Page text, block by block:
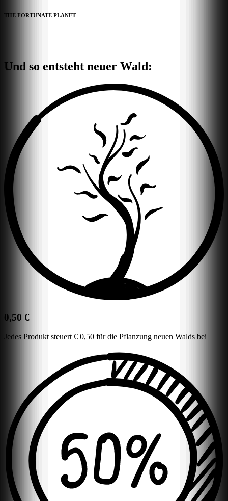
THE FORTUNATE PLANET
Und so entsteht neuer Wald:
0,50 €
Jedes Produkt steuert € 0,50 für die Pflanzung neuen Walds bei